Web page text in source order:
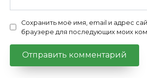
Сохранить моё имя, email и адрес
браузере для последующих моих